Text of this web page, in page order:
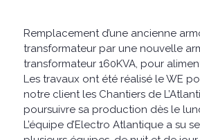
Remplacement d’une ancienne
transformateur par une nouvelle
transformateur 160KVA, pour
Les travaux ont été réalisé le WE
notre client les Chantiers de
poursuivre sa production dès le
L’équipe d’Electro Atlantique a su